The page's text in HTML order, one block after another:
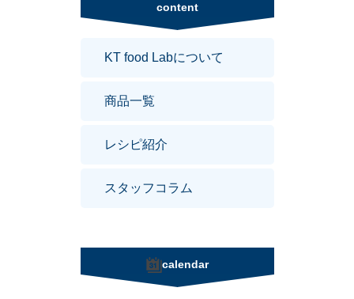
content
KT food Labについて
商品一覧
レシピ紹介
スタッフコラム
calendar